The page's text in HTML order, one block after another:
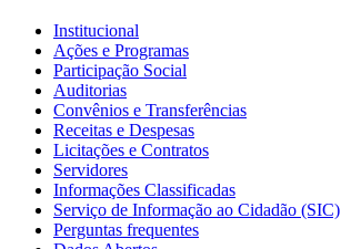
Institucional
Ações e Programas
Participação Social
Auditorias
Convênios e Transferências
Receitas e Despesas
Licitações e Contratos
Servidores
Informações Classificadas
Serviço de Informação ao Cidadão (SIC)
Perguntas frequentes